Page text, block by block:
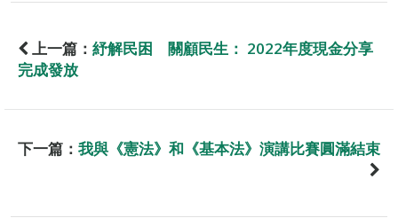
上一篇： 紓解民困 關顧民生： 2022年度現金分享
完成發放
下一篇： 我與《憲法》和《基本法》演講比賽圓滿結束